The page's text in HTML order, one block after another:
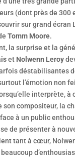
(dont près de 300
sur grand écran
Tomm Moore.
la surprise et la
et Nolwenn Leroy
déstabilisantes
l’émotion non
interprète, à
son compositeur, la
à un public
de présenter à
tant à cœur,